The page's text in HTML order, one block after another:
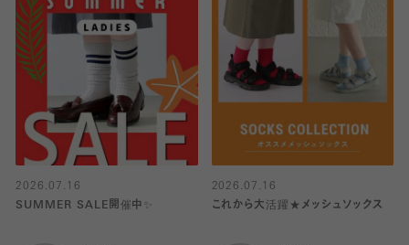
2026.07.16
SUMMER SALE開催中✨
2026.07.16
これから大活躍★メッシュソックス